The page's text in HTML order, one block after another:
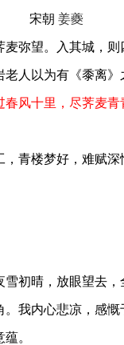
宋朝 姜夔
望。入其城，则
人以为有《黍离》
春风十里，尽荠麦青
楼梦好，难赋深
晴，放眼望去，
我内心悲凉，感
。